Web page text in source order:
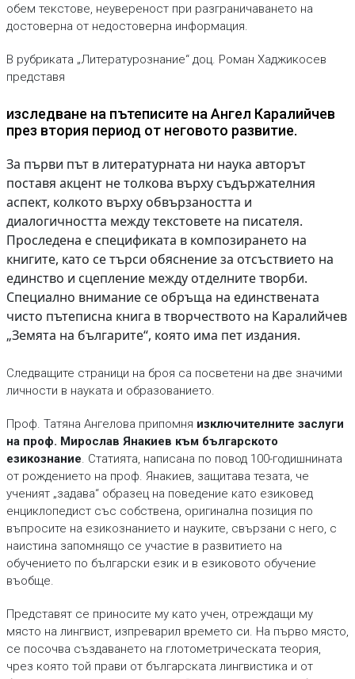
обем текстове, неувереност при разграничаването на
достоверна от недостоверна информация.
В рубриката „Литературознание“ доц. Роман Хаджикосев
представя
изследване на пътеписите на Ангел Каралийчев
през втория период от неговото развитие.
За първи път в литературната ни наука авторът
поставя акцент не толкова върху съдържателния
аспект, колкото върху обвързаността и
диалогичността между текстовете на писателя.
Проследена е спецификата в композирането на
книгите, като се търси обяснение за отсъствието на
единство и сцепление между отделните творби.
Специално внимание се обръща на единствената
чисто пътеписна книга в творчеството на Каралийчев
„Земята на българите“, която има пет издания.
Следващите страници на броя са посветени на две значими
личности в науката и образованието.
Проф. Татяна Ангелова припомня изключителните заслуги
на проф. Мирослав Янакиев към българското
езикознание. Статията, написана по повод 100-годишнината
от рождението на проф. Янакиев, защитава тезата, че
ученият „задава“ образец на поведение като езиковед
енциклопедист със собствена, оригинална позиция по
въпросите на езикознанието и науките, свързани с него, с
наистина запомнящо се участие в развитието на
обучението по български език и в езиковото обучение
въобще.
Представят се приносите му като учен, отреждащи му
място на лингвист, изпреварил времето си. На първо място,
се посочва създаването на глотометрическата теория,
чрез която той прави от българската лингвистика и от